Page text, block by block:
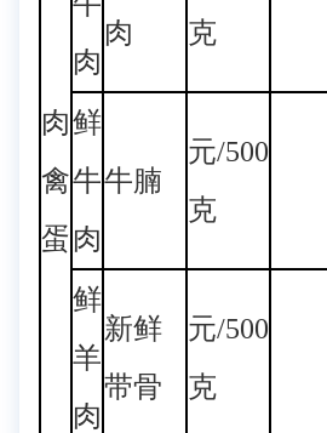
肉
禽
蛋
肉
肉 克
鲜
牛
肉
牛腩
元/500
克
鲜
羊
肉
新鲜
带骨
元/500
克